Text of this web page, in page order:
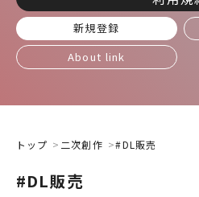
新規登録
About link
トップ 二次創作 #DL販売
#DL販売